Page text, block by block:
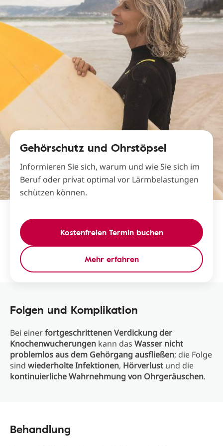
Gehörschutz und Ohrstöpsel
Informieren Sie sich, warum und wie Sie sich im
Beruf oder privat optimal vor Lärmbelastungen
schützen können.
Kostenfreien Termin buchen
Mehr erfahren
Folgen und Komplikation
Bei einerfortgeschrittenen Verdickung der
Knochenwucherungen kann das Wasser nicht
problemlos aus dem Gehörgang ausfließen; die Folge
sind wiederholte Infektionen, Hörverlust und die
kontinuierliche Wahrnehmung von Ohrgeräuschen.
Behandlung